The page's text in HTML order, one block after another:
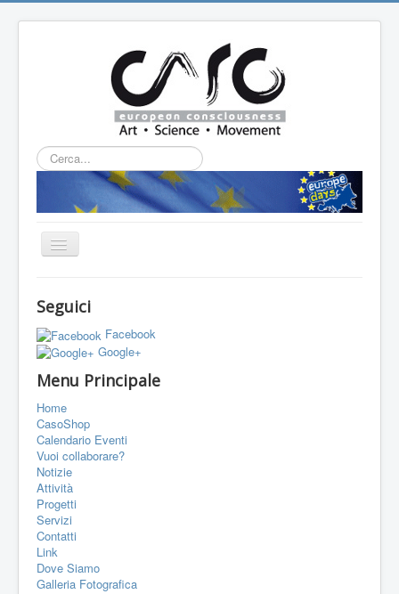
Cerca...
Cambia
navigazione
CHI SIAMO
L'ASSOCIAZIONE
PROGETTI
PORTFOLIO
CONTATTI
LINK
FORUM
Seguici
Facebook
Google+
Menu Principale
Home
CasoShop
Calendario Eventi
Vuoi collaborare?
Notizie
Attività
Progetti
Servizi
Contatti
Link
Dove Siamo
Galleria Fotografica